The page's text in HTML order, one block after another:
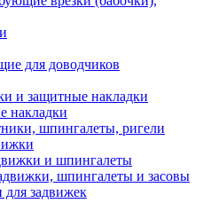
для доводчиков
и защитные накладки
накладки
шпингалеты, ригели
и шпингалеты
шпингалеты и засовы
задвижек